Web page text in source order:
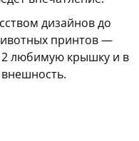
дизайнов до
принтов —
2 любимую крышку и в